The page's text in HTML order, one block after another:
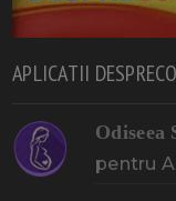
APLICATII
Odiseea
pentru